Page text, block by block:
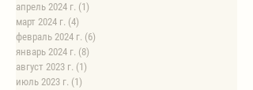
апрель 2024 г. (1)
март 2024 г. (4)
февраль 2024 г. (6)
январь 2024 г. (8)
август 2023 г. (1)
июль 2023 г. (1)